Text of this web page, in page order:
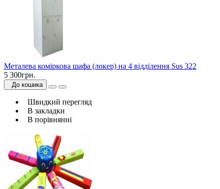
Металева коміркова шафа (локер) на 4 відділення Sus 322
5 300грн.
До кошика
Швидкий перегляд
В закладки
В порівнянні